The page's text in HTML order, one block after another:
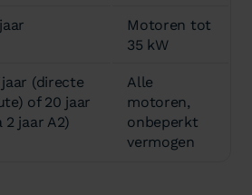
Motoren tot
35 kW
(directe
of 20 jaar
2 jaar A2)
Alle
motoren,
onbeperkt
vermogen